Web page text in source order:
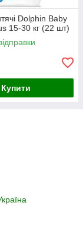
Dolphin Baby
15-30 кг (22 шт)
Купити